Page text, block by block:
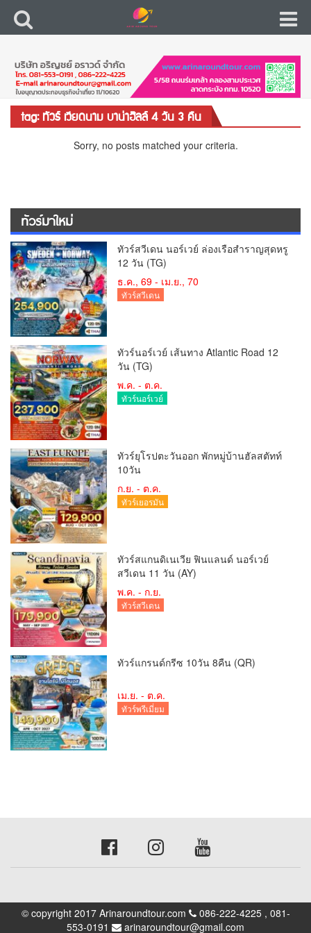
tag: ทัวร์ เวียดนาม บาน่าฮิลล์ 4 วัน 3 คืน
Sorry, no posts matched your criteria.
ทัวร์มาใหม่
ทัวร์สวีเดน นอร์เวย์ ล่องเรือสำราญสุดหรู
12 วัน (TG)
ธ.ค., 69 - เม.ย., 70
ทัวร์สวีเดน
ทัวร์นอร์เวย์ เส้นทาง Atlantic Road 12
วัน (TG)
พ.ค. - ต.ค.
ทัวร์นอร์เวย์
ทัวร์ยุโรปตะวันออก พักหมู่บ้านฮัลสตัทท์
10วัน
ก.ย. - ต.ค.
ทัวร์เยอรมัน
ทัวร์สแกนดิเนเวีย ฟินแลนด์ นอร์เวย์
สวีเดน 11 วัน (AY)
พ.ค. - ก.ย.
ทัวร์สวีเดน
ทัวร์แกรนด์กรีซ 10วัน 8คืน (QR)
เม.ย. - ต.ค.
ทัวร์พรีเมี่ยม
© copyright 2017 Arinaroundtour.com
086-222-4225 , 081-
553-0191
arinaroundtour@gmail.com